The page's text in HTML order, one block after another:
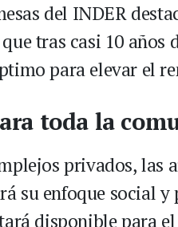
del INDER
tras casi 10 años
para elevar el
toda la
privados, las
su enfoque social
disponible para